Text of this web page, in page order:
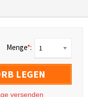
Menge*: 1
LEGEN
versenden